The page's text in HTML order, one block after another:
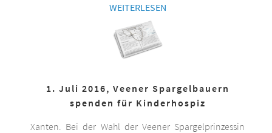
WEITERLESEN
1. Juli 2016, Veener Spargelbauern
spenden für Kinderhospiz
Xanten. Bei der Wahl der Veener Spargelprinzessin